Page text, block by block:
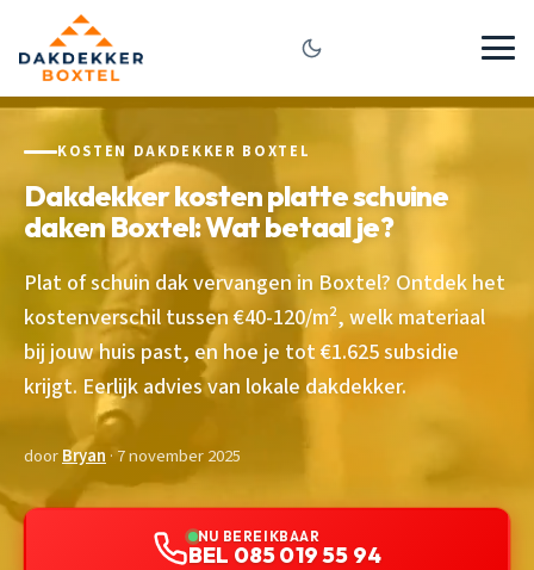
KOSTEN DAKDEKKER BOXTEL
Dakdekker kosten platte schuine
daken Boxtel: Wat betaal je?
Plat of schuin dak vervangen in Boxtel? Ontdek het
kostenverschil tussen €40-120/m², welk materiaal
bij jouw huis past, en hoe je tot €1.625 subsidie
krijgt. Eerlijk advies van lokale dakdekker.
doorBryan · 7 november 2025
NU BEREIKBAAR
BEL 085 019 55 94